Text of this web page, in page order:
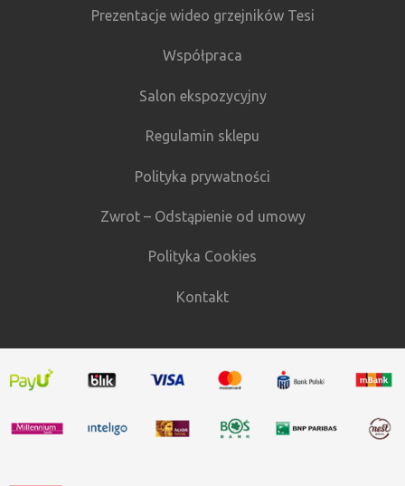
Prezentacje wideo grzejników Tesi
Współpraca
Salon ekspozycyjny
Regulamin sklepu
Polityka prywatności
Zwrot – Odstąpienie od umowy
Polityka Cookies
Kontakt